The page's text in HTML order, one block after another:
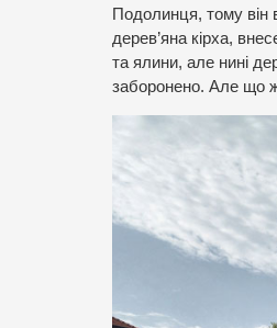
Подолинця, тому він
дерев’яна кірха,
та ялини, але нині
заборонено. Але що ж